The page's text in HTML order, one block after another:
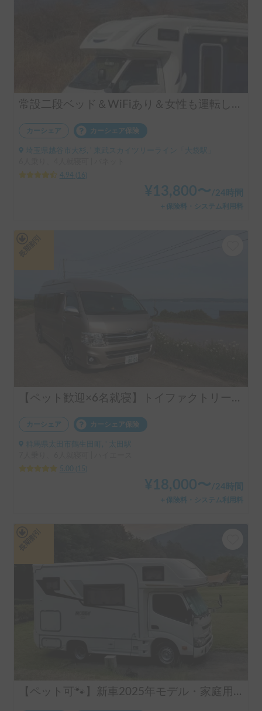
常設二段ベッド＆WiFiあり＆女性も運転しやすい！マッシュ
カーシェア カーシェア保険
埼玉県越谷市大杉, ' 東武スカイツリーライン「大袋駅」
4.94
16
¥ 13,800〜/24時間
＋保険料・システム利用料
【ペット歓迎×6名就寝】トイファクトリーの傑作「バーデン」で上質な旅を！レカロシート＆FFヒーター完備
カーシェア カーシェア保険
群馬県太田市鶴生田町, ' 太田駅
5.00
15
¥ 18,000〜/24時間
＋保険料・システム利用料
【ペット可🐾】新車2025年モデル・家庭用エアコン搭載！家族や愛犬と快適なキャンピングカー旅を🚐7名乗車×5名就寝可能💤